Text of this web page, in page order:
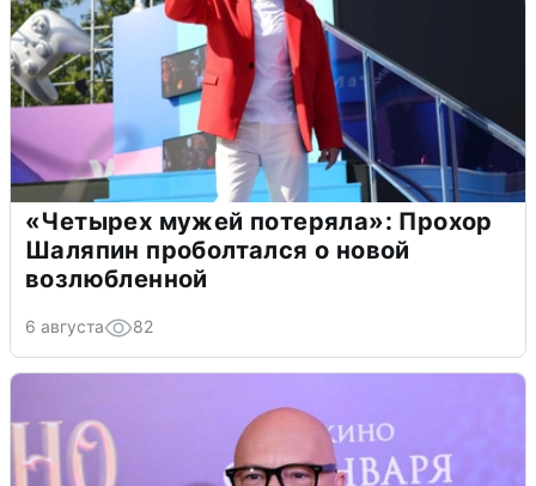
«Четырех мужей потеряла»: Прохор
Шаляпин проболтался о новой
возлюбленной
6 августа 82